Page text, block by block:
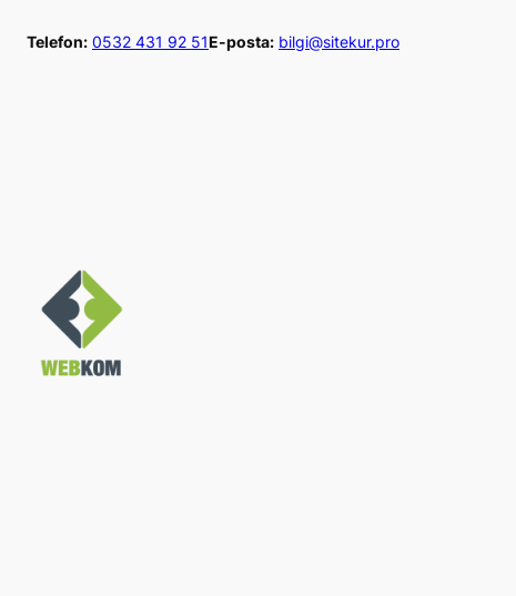
geç
Telefon: 0532 431 92 51E-posta: bilgi@sitekur.pro